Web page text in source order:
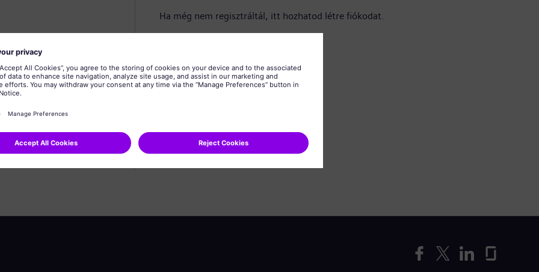
Ha még nem regisztráltál, itt hozhatod létre fiókodat.